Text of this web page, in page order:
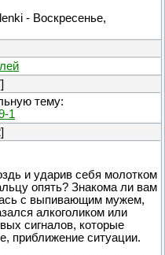
- Воскресенье,
тему:
1
и ударив себя молотком
опять? Знакома ли вам
с выпивающим мужем,
алкоголиком или
сигналов, которые
приближение ситуации.